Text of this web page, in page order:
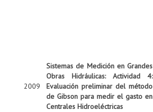
2009
Sistemas de Medición en Grandes
Obras Hidráulicas: Actividad 4:
Evaluación preliminar del método
de Gibson para medir el gasto en
Centrales Hidroeléctricas